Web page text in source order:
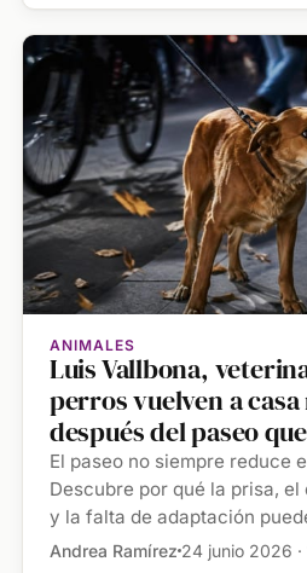
ANIMALES
Luis Vallbona,
perros vuelven a
después del paseo
El paseo no siempre reduce
Descubre por qué la prisa,
y la falta de adaptación
relajar a tu […]
Andrea Ramírez 24 junio 2026 ·